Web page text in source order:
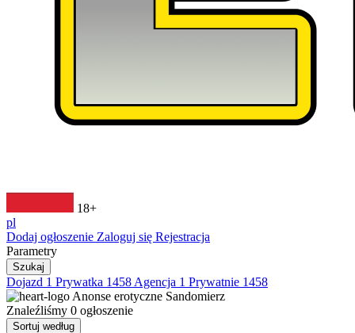
18+
pl
Dodaj ogłoszenie Zaloguj się Rejestracja
Parametry
Szukaj
Dojazd 1 Prywatka 1458 Agencja 1 Prywatnie 1458
Anonse erotyczne Sandomierz
Znaleźliśmy 0 ogłoszenie
Sortuj według